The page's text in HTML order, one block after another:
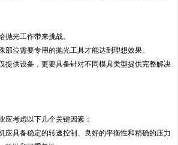
抛光工作带来挑战。
部位需要专用的抛光工具才能达到理想效果。
提供设备，更要具备针对不同模具类型提供完整解决
应考虑以下几个关键因素：
应具备稳定的转速控制、良好的平衡性和精确的压力